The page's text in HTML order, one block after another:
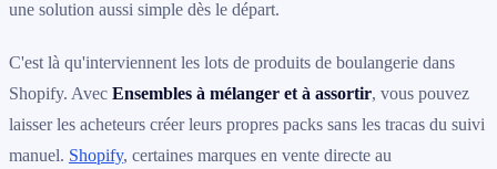
une solution aussi simple dès le départ.
C'est là qu'interviennent les lots de produits de boulangerie dans
Shopify. Avec Ensembles à mélanger et à assortir, vous pouvez
laisser les acheteurs créer leurs propres packs sans les tracas du suivi
manuel. Shopify, certaines marques en vente directe au